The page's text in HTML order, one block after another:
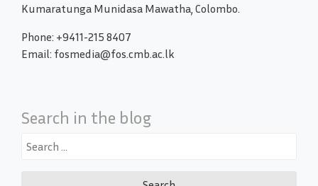
Kumaratunga Munidasa Mawatha, Colombo.
Phone: +9411-215 8407
Email: fosmedia@fos.cmb.ac.lk
Search in the blog
Search